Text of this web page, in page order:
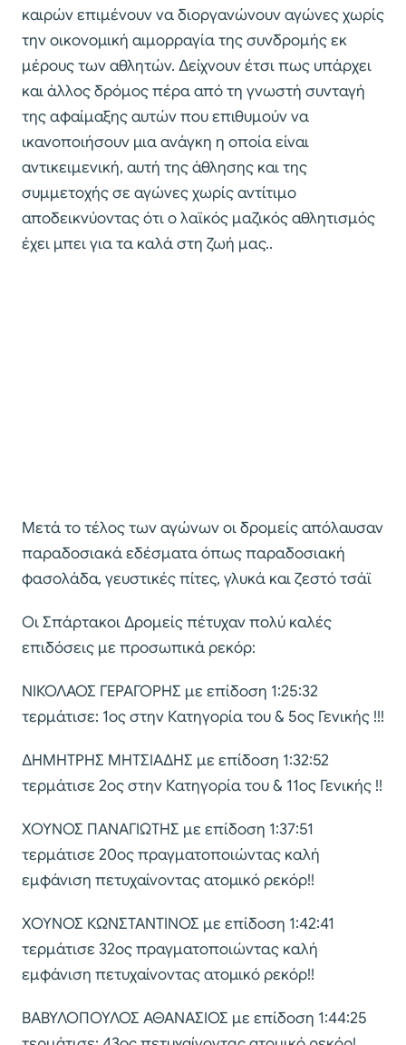
καιρών επιμένουν να διοργανώνουν αγώνες χωρίς
την οικονομική αιμορραγία της συνδρομής εκ
μέρους των αθλητών. Δείχνουν έτσι πως υπάρχει
και άλλος δρόμος πέρα από τη γνωστή συνταγή
της αφαίμαξης αυτών που επιθυμούν να
ικανοποιήσουν μια ανάγκη η οποία είναι
αντικειμενική, αυτή της άθλησης και της
συμμετοχής σε αγώνες χωρίς αντίτιμο
αποδεικνύοντας ότι ο λαϊκός μαζικός αθλητισμός
έχει μπει για τα καλά στη ζωή μας..
Μετά το τέλος των αγώνων οι δρομείς απόλαυσαν
παραδοσιακά εδέσματα όπως παραδοσιακή
φασολάδα, γευστικές πίτες, γλυκά και ζεστό τσάϊ
Οι Σπάρτακοι Δρομείς πέτυχαν πολύ καλές
επιδόσεις με προσωπικά ρεκόρ:
ΝΙΚΟΛΑΟΣ ΓΕΡΑΓΟΡΗΣ με επίδοση 1:25:32
τερμάτισε: 1ος στην Κατηγορία του & 5ος Γενικής !!!
ΔΗΜΗΤΡΗΣ ΜΗΤΣΙΑΔΗΣ με επίδοση 1:32:52
τερμάτισε 2ος στην Κατηγορία του & 11ος Γενικής !!
ΧΟΥΝΟΣ ΠΑΝΑΓΙΩΤΗΣ με επίδοση 1:37:51
τερμάτισε 20ος πραγματοποιώντας καλή
εμφάνιση πετυχαίνοντας ατομικό ρεκόρ!!
ΧΟΥΝΟΣ ΚΩΝΣΤΑΝΤΙΝΟΣ με επίδοση 1:42:41
τερμάτισε 32ος πραγματοποιώντας καλή
εμφάνιση πετυχαίνοντας ατομικό ρεκόρ!!
ΒΑΒΥΛΟΠΟΥΛΟΣ ΑΘΑΝΑΣΙΟΣ με επίδοση 1:44:25